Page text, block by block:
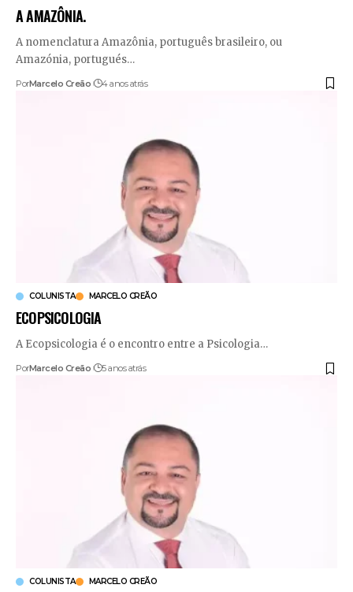
A AMAZÔNIA.
A nomenclatura Amazônia, português brasileiro, ou
Amazónia, portugués…
PorMarcelo Creão 4 anos atrás
COLUNISTA MARCELO CREÃO
ECOPSICOLOGIA
A Ecopsicologia é o encontro entre a Psicologia…
PorMarcelo Creão 5 anos atrás
COLUNISTA MARCELO CREÃO